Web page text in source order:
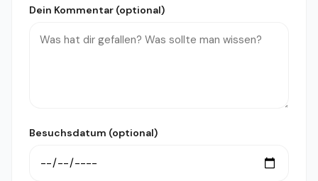
Dein Kommentar (optional)
Besuchsdatum (optional)